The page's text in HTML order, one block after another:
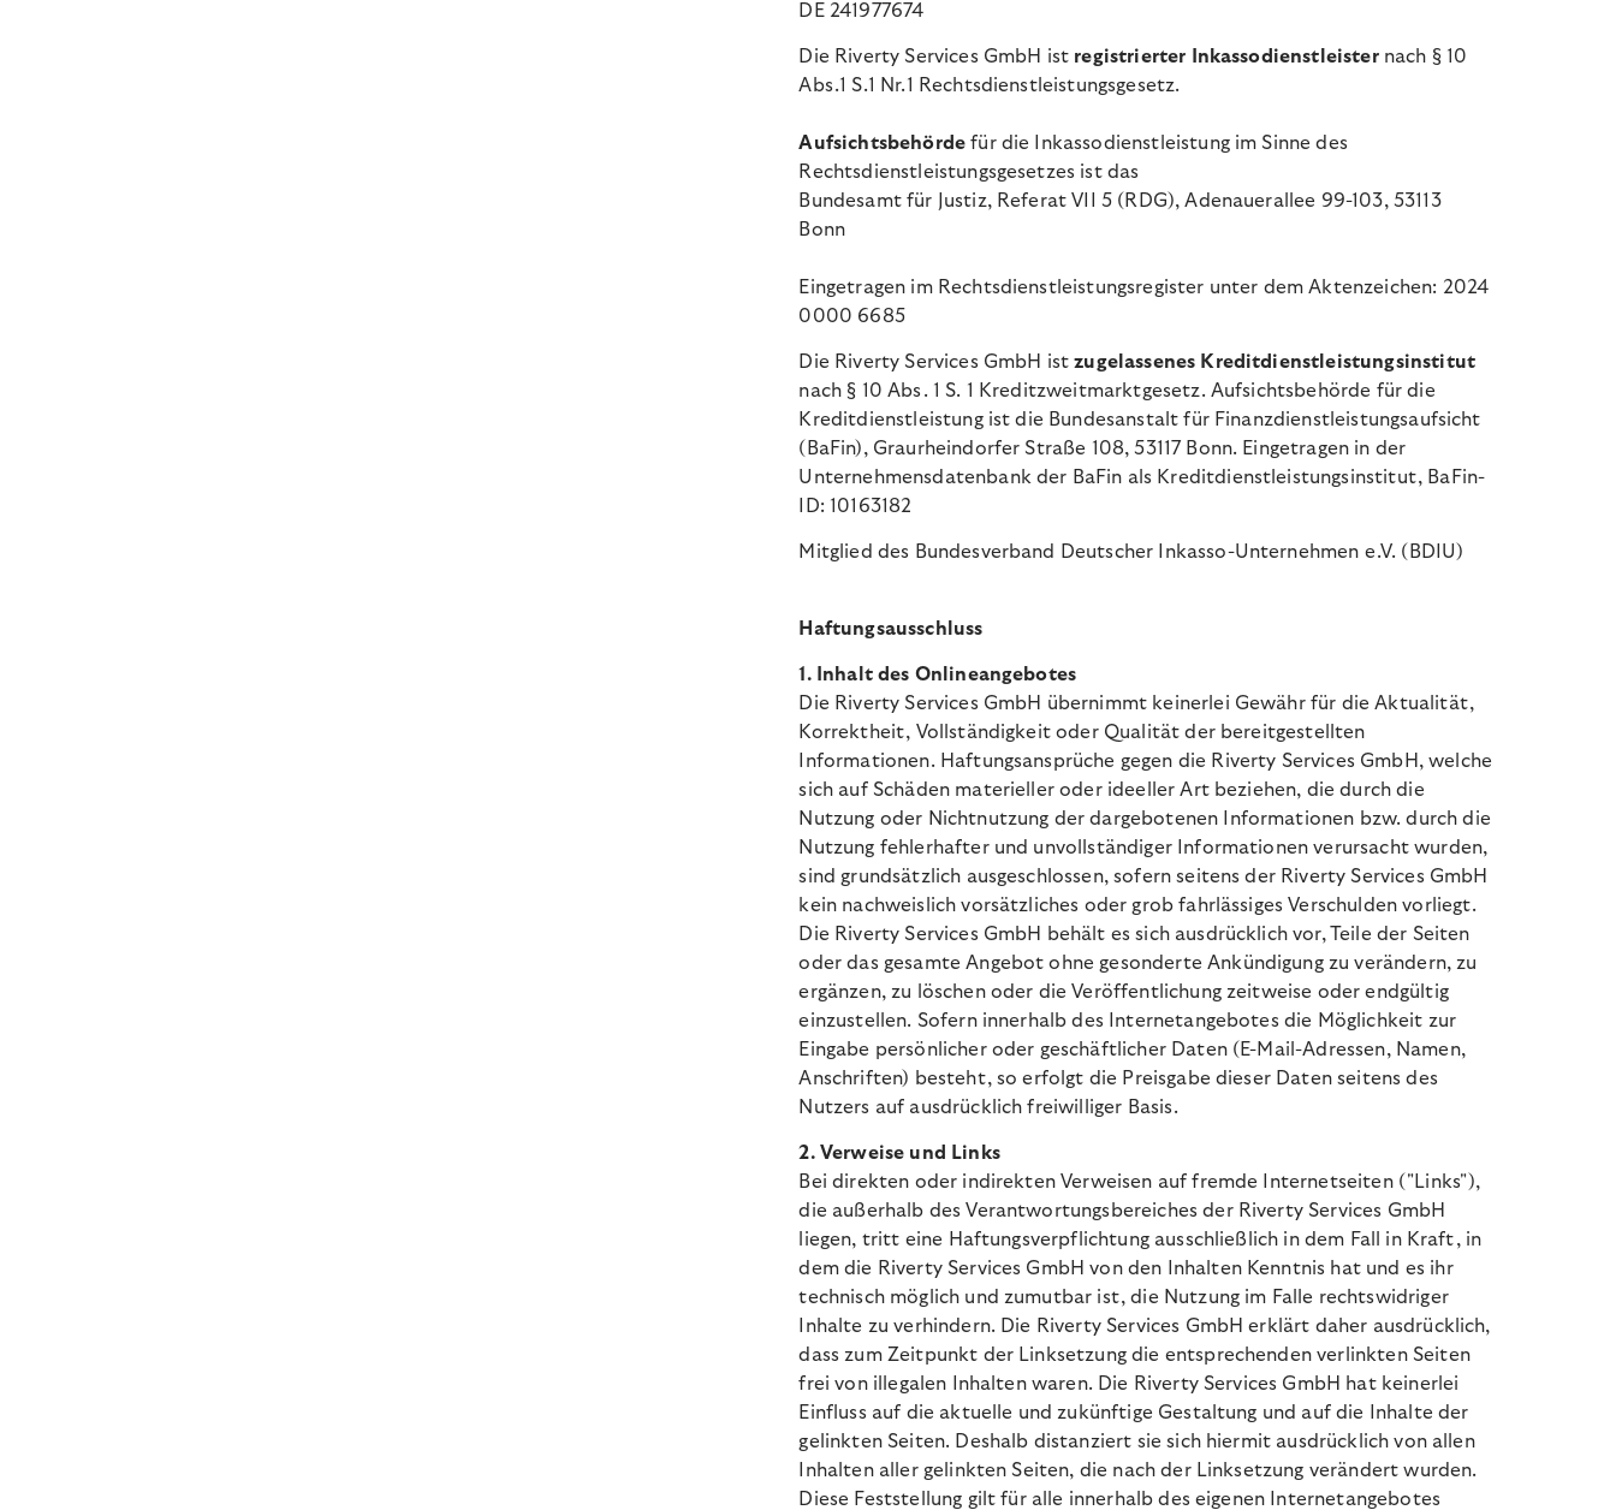
DE 241977674
Die Riverty Services GmbH ist registrierter Inkassodienstleisternach § 10
Abs.1 S.1 Nr.1 Rechtsdienstleistungsgesetz.
Aufsichtsbehördefür die Inkassodienstleistung im Sinne des
Rechtsdienstleistungsgesetzes ist das
Bundesamt für Justiz, Referat VII 5 (RDG), Adenauerallee 99-103, 53113
Bonn
Eingetragen im Rechtsdienstleistungsregister unter dem Aktenzeichen: 2024
0000 6685
Die Riverty Services GmbH istzugelassenes Kreditdienstleistungsinstitut
nach § 10 Abs. 1 S. 1 Kreditzweitmarktgesetz. Aufsichtsbehörde für die
Kreditdienstleistung ist die Bundesanstalt für Finanzdienstleistungsaufsicht
(BaFin), Graurheindorfer Straße 108, 53117 Bonn. Eingetragen in der
Unternehmensdatenbank der BaFin als Kreditdienstleistungsinstitut, BaFin-
ID: 10163182
Mitglied des Bundesverband Deutscher Inkasso-Unternehmen e.V. (BDIU)
Haftungsausschluss
1. Inhalt des Onlineangebotes
Die Riverty Services GmbH übernimmt keinerlei Gewähr für die Aktualität,
Korrektheit, Vollständigkeit oder Qualität der bereitgestellten
Informationen. Haftungsansprüche gegen die Riverty Services GmbH, welche
sich auf Schäden materieller oder ideeller Art beziehen, die durch die
Nutzung oder Nichtnutzung der dargebotenen Informationen bzw. durch die
Nutzung fehlerhafter und unvollständiger Informationen verursacht wurden,
sind grundsätzlich ausgeschlossen, sofern seitens der Riverty Services GmbH
kein nachweislich vorsätzliches oder grob fahrlässiges Verschulden vorliegt.
Die Riverty Services GmbH behält es sich ausdrücklich vor, Teile der Seiten
oder das gesamte Angebot ohne gesonderte Ankündigung zu verändern, zu
ergänzen, zu löschen oder die Veröffentlichung zeitweise oder endgültig
einzustellen. Sofern innerhalb des Internetangebotes die Möglichkeit zur
Eingabe persönlicher oder geschäftlicher Daten (E-Mail-Adressen, Namen,
Anschriften) besteht, so erfolgt die Preisgabe dieser Daten seitens des
Nutzers auf ausdrücklich freiwilliger Basis.
2. Verweise und Links
Bei direkten oder indirekten Verweisen auf fremde Internetseiten ("Links"),
die außerhalb des Verantwortungsbereiches der Riverty Services GmbH
liegen, tritt eine Haftungsverpflichtung ausschließlich in dem Fall in Kraft, in
demdie Riverty Services GmbH von den Inhalten Kenntnis hat und es ihr
technisch möglich und zumutbar ist, die Nutzung im Falle rechtswidriger
Inhalte zu verhindern. Die Riverty Services GmbH erklärt daher ausdrücklich,
dass zum Zeitpunkt der Linksetzung die entsprechenden verlinkten Seiten
frei von illegalen Inhalten waren. Die Riverty Services GmbH hat keinerlei
Einfluss auf die aktuelle und zukünftige Gestaltung und auf die Inhalte der
gelinkten Seiten. Deshalb distanziert sie sich hiermit ausdrücklich von allen
Inhalten aller gelinkten Seiten, die nach der Linksetzung verändert wurden.
Diese Feststellung gilt für alle innerhalb des eigenen Internetangebotes